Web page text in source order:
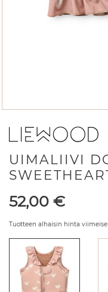
UIMALIIVI
Hinta
52,00 €
Tuotteen alhaisin hinta